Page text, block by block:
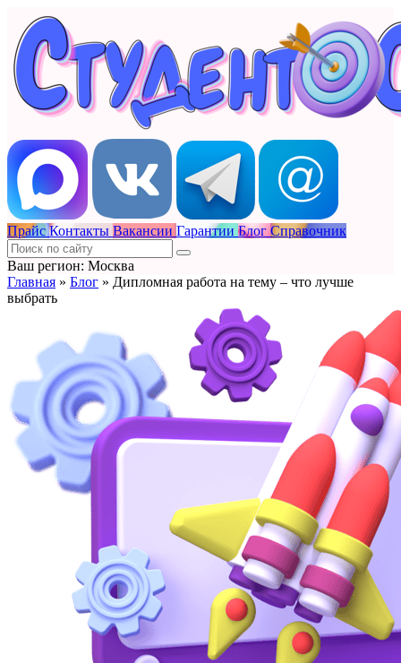
Прайс Контакты Вакансии Гарантии Блог Справочник
Ваш регион: Москва
Главная » Блог » Дипломная работа на тему – что лучше
выбрать